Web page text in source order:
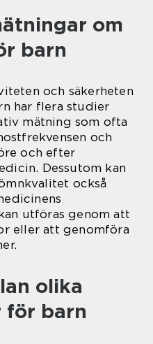
om
barn
och säkerheten
har flera studier
mätning som ofta
och
och efter
Dessutom kan
också
utföras genom att
eller att genomföra
olika
för barn